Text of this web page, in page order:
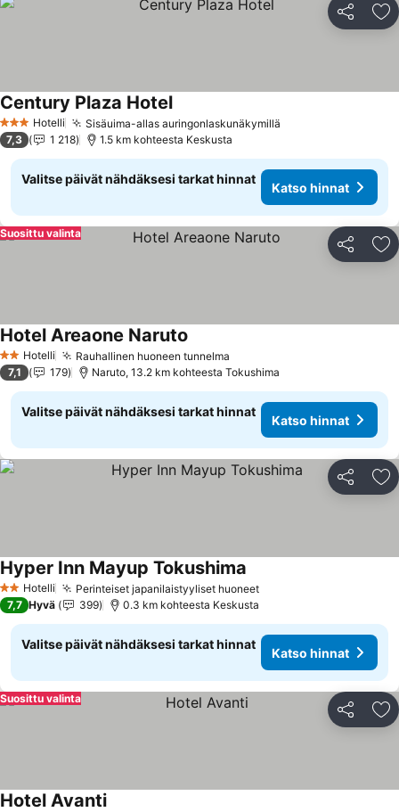
Jaa
3 Tähtiluokitus
Hotelli Sisäuima-allas auringonlaskunäkymillä
Century Plaza Hotel
7,3 1 218 1.5 km kohteesta Keskusta
Valitse päivät nähdäksesi tarkat hinnat
Katso hinnat
Jaa
Suosittu valinta
2 Tähtiluokitus
Hotelli Rauhallinen huoneen tunnelma
Hotel Areaone Naruto
7,1 179 Naruto, 13.2 km kohteesta Tokushima
Valitse päivät nähdäksesi tarkat hinnat
Katso hinnat
Jaa
2 Tähtiluokitus
Hotelli Perinteiset japanilaistyyliset huoneet
Hyper Inn Mayup Tokushima
7,7 Hyvä 399 0.3 km kohteesta Keskusta
Valitse päivät nähdäksesi tarkat hinnat
Katso hinnat
Jaa
Suosittu valinta
Hotel Avanti